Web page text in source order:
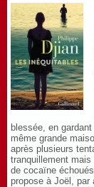
blessée, en
même grande
après plusieurs
tranquillement
de cocaïne
propose à Joël,